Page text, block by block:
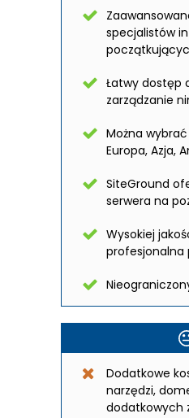
specjalistów
Łatwy dostęp
zarządzanie
Można
Europa, Azja,
SiteGround
serwera na
Wysokiej
profesjonalna
Dodatkowe
narzędzi,
dodatkowych